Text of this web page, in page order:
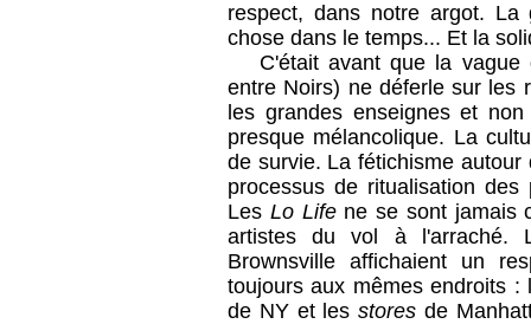
respect, dans notre argot. La
chose dans le temps... Et la
C'était avant que la
entre Noirs) ne déferle sur les
les grandes enseignes et
presque mélancolique. La
de survie. La fétichisme
processus de ritualisation
Les Lo Lifene se sont jamais
artistes du vol à l'arraché.
Brownsville affichaient un
toujours aux mêmes endroits
de NY et lesstores de